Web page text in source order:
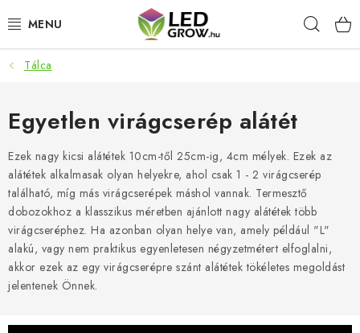
tartalomhoz
AKCIÓS TERMÉKEK
LED NÖVÉNYVILÁGÍTÁS
TERMESZTÉSI KELLÉKEK
AKVARISZTIKAI TERMÉKEK
MIKROZÖLDEK
OKOS KERT
Webáruház értékelése Márka Vásárlás
Blog
Tálca
Egyetlen virágcserép alátét
Ezek nagy kicsi alátétek 10cm-től 25cm-ig, 4cm mélyek. Ezek az
alátétek alkalmasak olyan helyekre, ahol csak 1 - 2 virágcserép
található, míg más virágcserépek máshol vannak. Termesztő
dobozokhoz a klasszikus méretben ajánlott nagy alátétek több
virágcseréphez. Ha azonban olyan helye van, amely például "L"
alakú, vagy nem praktikus egyenletesen négyzetmétert elfoglalni,
akkor ezek az egy virágcserépre szánt alátétek tökéletes megoldást
jelentenek Önnek.